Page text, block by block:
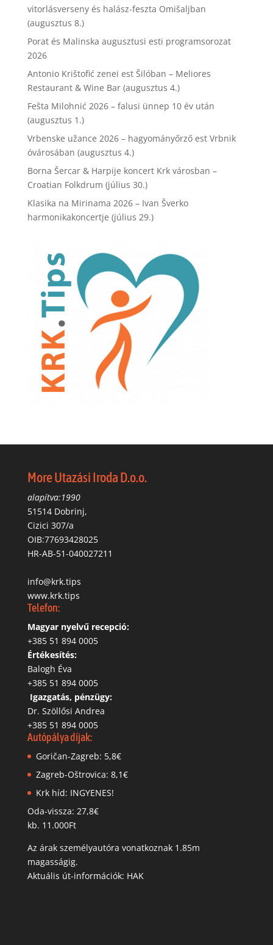
vitorlásverseny és halász-feszta Omišaljban
(augusztus 8.)
Porat és Malinska augusztusi esti programsorozat
2026
Antonio Krištofić zenei est Šilóban – Meliores
Restaurant & Wine Bar (augusztus 4.)
Fešta Milohnić 2026 – falusi ünnep 10 év után
(augusztus 1.)
Vrbenske užance 2026 – hagyományőrző est Vrbnik
óvárosában (augusztus 4.)
Borna Šercar & Harpije koncert Krk városban –
Croatian Folkdrum (július 30.)
Klasika na Mirinama 2026 – Ivan Šverko
harmonikakoncertje (július 29.)
More Utazási Iroda D.o.o.
alapítva:1990
51514 Dobrinj,
Cizici 307/a
OIB:77693428025
HR-AB-51-040027211
info@krk.tips
www.krk.tips
Telefon:
Magyar nyelvű recepció:
‭+385 51 894 0005
Értékesítés:
Balogh Éva
+385 51 894 0005
Igazgatás, pénzügy:
Dr. Szöllősi Andrea
+385 51 894 0005
Autópálya díjak:
Goričan-Zagreb: 5,8€
Zagreb-Oštrovica: 8,1€
Krk híd: INGYENES!
Oda-vissza: 27,8€
kb. 11.000Ft
Az árak személyautóra vonatkoznak 1.85m
magasságig.
Aktuális út-információk: HAK